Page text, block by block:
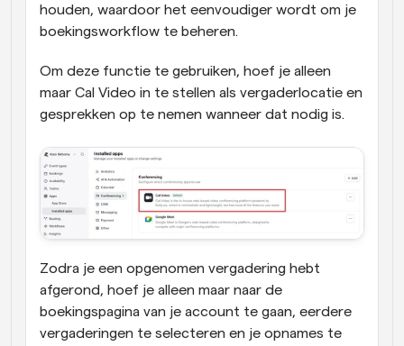
houden, waardoor het eenvoudiger wordt om je
boekingsworkflow te beheren.
Om deze functie te gebruiken, hoef je alleen
maar Cal Video in te stellen als vergaderlocatie en
gesprekken op te nemen wanneer dat nodig is.
Zodra je een opgenomen vergadering hebt
afgerond, hoef je alleen maar naar de
boekingspagina van je account te gaan, eerdere
vergaderingen te selecteren en je opnames te